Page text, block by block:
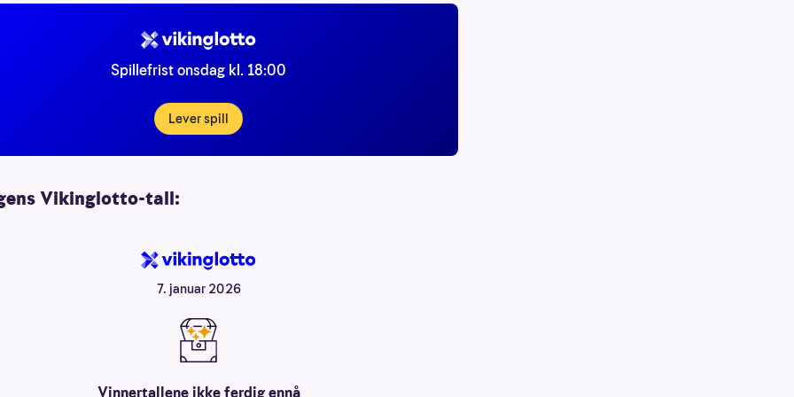
Spillefrist onsdag kl. 18:00
Lever spill
Vikinglotto-tall:
7. januar 2026